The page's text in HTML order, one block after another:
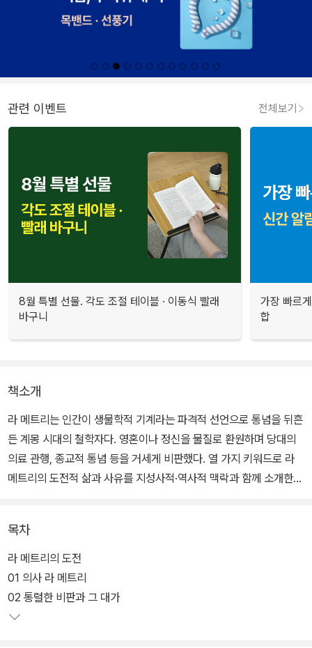
관련 이벤트 전체보기
8월 특별 선물. 각도 조절 테이블 · 이동식 빨래
바구니
가장 빠르
합
책소개
라 메트리는 인간이 생물학적 기계라는 파격적 선언으로 통념을 뒤흔
든 계몽 시대의 철학자다. 영혼이나 정신을 물질로 환원하며 당대의
의료 관행, 종교적 통념 등을 거세게 비판했다. 열 가지 키워드로 라
메트리의 도전적 삶과 사유를 지성사적·역사적 맥락과 함께 소개한
목차
라 메트리의 도전
01 의사 라 메트리
02 통렬한 비판과 그 대가